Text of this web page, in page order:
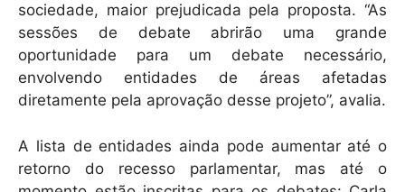
sociedade, maior prejudicada pela proposta. “As
sessões de debate abrirão uma grande
oportunidade para um debate necessário,
envolvendo entidades de áreas afetadas
diretamente pela aprovação desse projeto”, avalia.
A lista de entidades ainda pode aumentar até o
retorno do recesso parlamentar, mas até o